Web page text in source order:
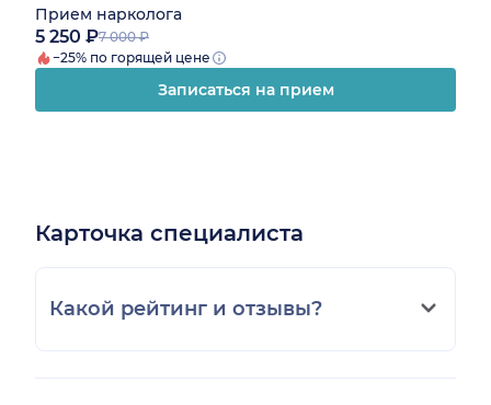
Прием нарколога
5 250 ₽7 000 ₽
−25% по горящей цене
Записаться на прием
Карточка специалиста
Какой рейтинг и отзывы?